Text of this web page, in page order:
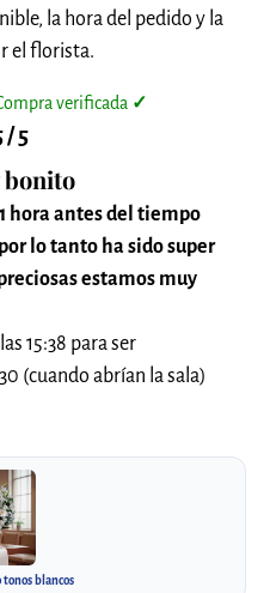
la hora del pedido y la
el florista.
verificada ✓
/ 5
bonito
hora antes del tiempo
lo tanto ha sido super
estamos muy
15:38 para ser
(cuando abrían la sala)
tonos blancos